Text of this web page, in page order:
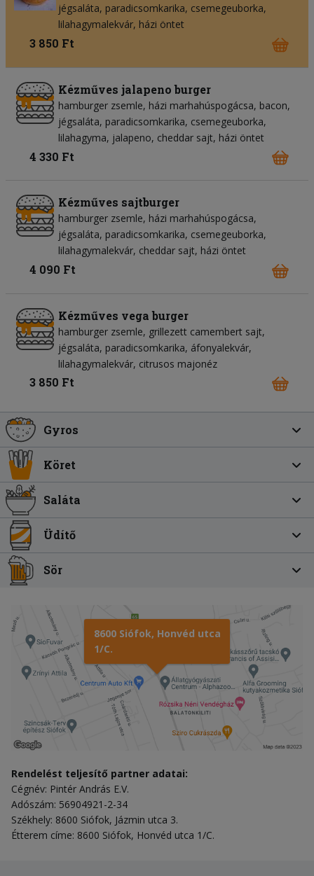
jégsaláta paradicsomkarika csemegeuborka
lilahagymalekvár házi öntet
3 850 Ft
Kézműves jalapeno burger
hamburger zsemle házi marhahúspogácsa bacon
jégsaláta paradicsomkarika csemegeuborka
lilahagyma jalapeno cheddar sajt házi öntet
4 330 Ft
Kézműves sajtburger
hamburger zsemle házi marhahúspogácsa
jégsaláta paradicsomkarika csemegeuborka
lilahagymalekvár cheddar sajt házi öntet
4 090 Ft
Kézműves vega burger
hamburger zsemle grillezett camembert sajt
jégsaláta paradicsomkarika áfonyalekvár
lilahagymalekvár citrusos majonéz
3 850 Ft
Gyros
Köret
Saláta
Üdítő
Sör
8600 Siófok, Honvéd utca
1/C.
Rendelést teljesítő partner adatai:
Cégnév: Pintér András E.V.
Adószám: 56904921-2-34
Székhely: 8600 Siófok, Jázmin utca 3.
Étterem címe: 8600 Siófok, Honvéd utca 1/C.